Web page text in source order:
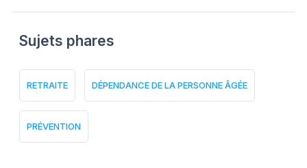
Sujets phares
RETRAITE DÉPENDANCE DE LA PERSONNE ÂGÉE
PRÉVENTION